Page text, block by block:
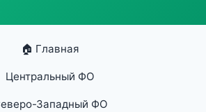
🏠 Главная
Центральный ФО
Западный ФО